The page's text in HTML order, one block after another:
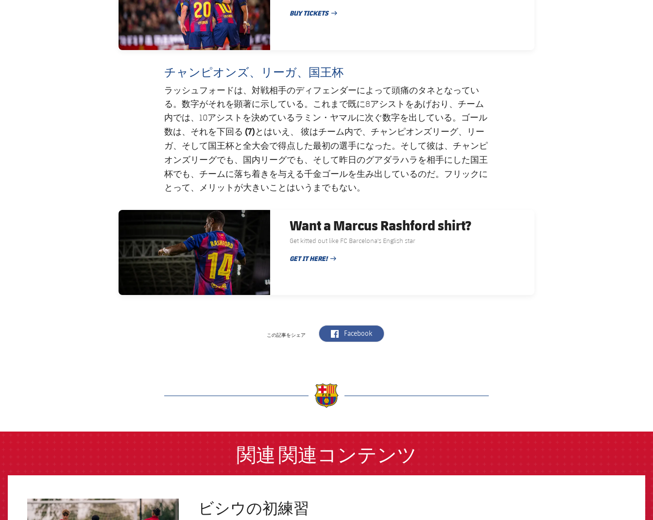
BUY TICKETS
PUBLISHED NEWS
チャンピオンズ、リーガ、国王杯
ラッシュフォードは、対戦相手のディフェンダーによって頭痛のタネとなってい
る。数字がそれを顕著に示している。これまで既に8アシストをあげおり、チーム
内では、10アシストを決めているラミン・ヤマルに次ぐ数字を出している。ゴール
数は、それを下回る (7)とはいえ、 彼はチーム内で、チャンピオンズリーグ、リー
ガ、そして国王杯と全大会で得点した最初の選手になった。そして彼は、 チャンピ
オンズリーグでも、 国内リーグでも、そして昨日のグアダラハラを相手にした国王
杯でも、チームに落ち着きを与える千金ゴールを生み出しているのだ。フリックに
とって、メリットが大きいことはいうまでもない。
FC Barcelona club badge
Want a Marcus Rashford shirt?
Get kitted out like FC Barcelona's English star
GET IT HERE!
PUBLISHED NEWS
この記事をシェア label.aria.facebook
Facebook
関連 関連コンテンツ
FCB Barcelona badge ビシウの初練習